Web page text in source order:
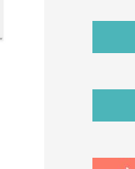
a
i
a